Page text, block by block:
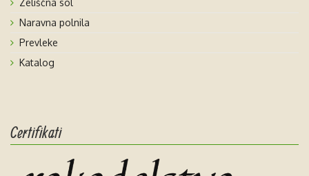
Naravna polnila
Prevleke
Katalog
Certifikati